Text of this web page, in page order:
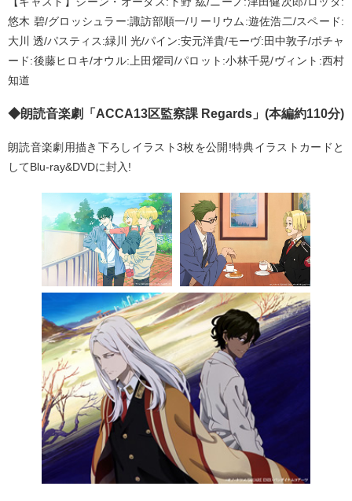
悠木 碧/グロッシュラー:諏訪部順一/リーリウム:遊佐浩二/スペード:
大川 透/パスティス:緑川 光/パイン:安元洋貴/モーヴ:田中敦子/ポチャ
ード:後藤ヒロキ/オウル:上田燿司/パロット:小林千晃/ヴィント:西村
知道
◆朗読音楽劇「ACCA13区監察課 Regards」(本編約110分)
朗読音楽劇用描き下ろしイラスト3枚を公開!特典イラストカードと
してBlu-ray&DVDに封入!